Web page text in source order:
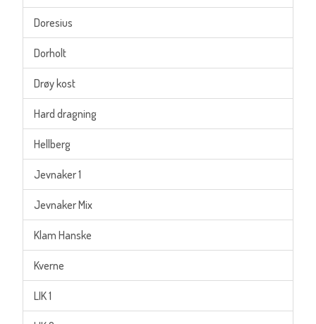
Doresius
Dorholt
Drøy kost
Hard dragning
Hellberg
Jevnaker 1
Jevnaker Mix
Klam Hanske
Kverne
LIK 1